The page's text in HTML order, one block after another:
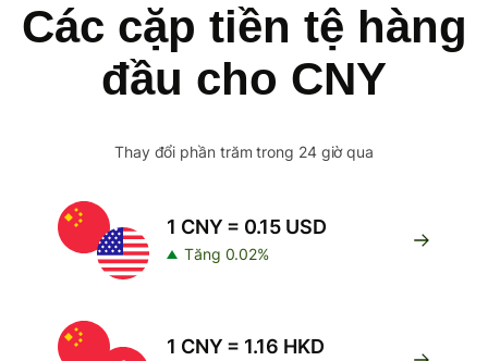
Các cặp tiền tệ hàng
đầu cho CNY
Thay đổi phần trăm trong 24 giờ qua
1 CNY = 0.15 USD
Tăng 0.02%
1 CNY = 1.16 HKD